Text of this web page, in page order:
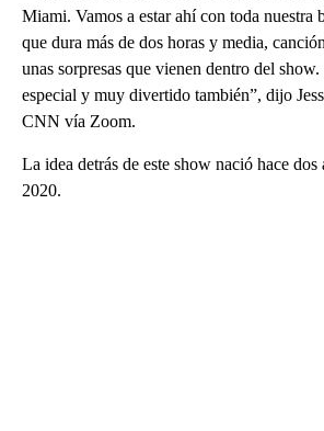
Miami. Vamos a estar ahí con toda nuestra
que dura más de dos horas y media,
unas sorpresas que vienen dentro del
especial y muy divertido también”, dijo
CNN vía Zoom.
La idea detrás de este show nació hace
2020.